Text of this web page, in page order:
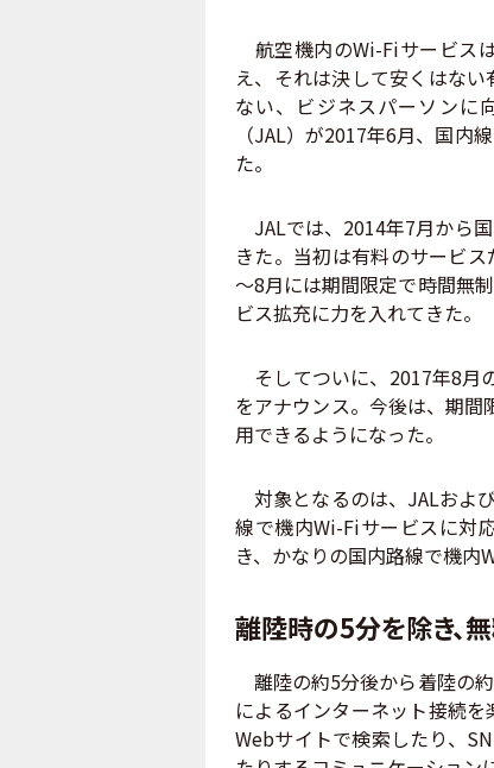
航空機内のWi-Fiサービス
え、それは決して安くはな
ない、ビジネスパーソンに
（JAL）が2017年6月、国内
た。
JALでは、2014年7月から
きた。当初は有料のサービ
～8月には期間限定で時間無
ビス拡充に力を入れてきた。
そしてついに、2017年8月
をアナウンス。今後は、期
用できるようになった。
対象となるのは、JALおよ
線で機内Wi-Fiサービスに対
き、かなりの国内路線で機内
離陸時の5分を除き、
離陸の約5分後から着陸の
によるインターネット接続
Webサイトで検索したり、